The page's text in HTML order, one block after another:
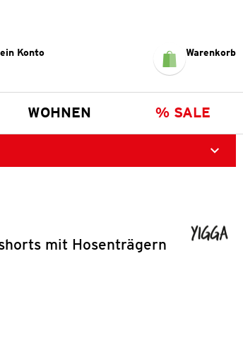
Konto Warenkorb
WOHNEN % SALE
mit Hosenträgern